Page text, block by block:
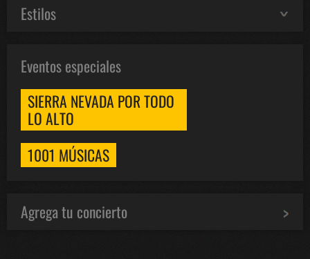
Estilos
Eventos especiales
SIERRA NEVADA POR TODO
LO ALTO
1001 MÚSICAS
Agrega tu concierto